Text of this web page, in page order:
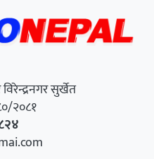
सुर्खेत
२०८१